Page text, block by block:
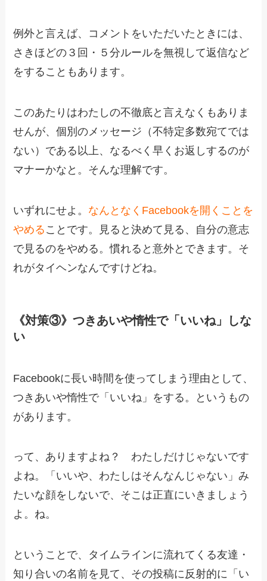
例外と言えば、コメントをいただいたときには、
さきほどの３回・５分ルールを無視して返信など
をすることもあります。
このあたりはわたしの不徹底と言えなくもありま
せんが、個別のメッセージ（不特定多数宛てでは
ない）である以上、なるべく早くお返しするのが
マナーかなと。そんな理解です。
いずれにせよ。 なんとなくFacebookを開くことを
やめる ことです。見ると決めて見る、自分の意志
で見るのをやめる。慣れると意外とできます。そ
れがタイヘンなんですけどね。
《対策③》つきあいや惰性で「いいね」しな
い
Facebookに長い時間を使ってしまう理由として、
つきあいや惰性で「いいね」をする。というもの
があります。
って、ありますよね？ わたしだけじゃないです
よね。「いいや、わたしはそんなんじゃない」み
たいな顔をしないで、そこは正直にいきましょう
よ。ね。
ということで、タイムラインに流れてくる友達・
知り合いの名前を見て、その投稿に反射的に「い